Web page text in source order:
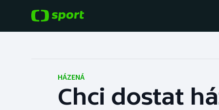
Fotbal
Hokej Baseball a softbal
HÁZENÁ
Chci dostat